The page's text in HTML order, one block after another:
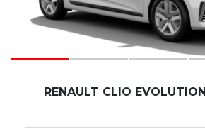
RENAULT CLIO EVOLUTION